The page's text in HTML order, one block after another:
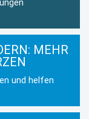
MEHR
und helfen